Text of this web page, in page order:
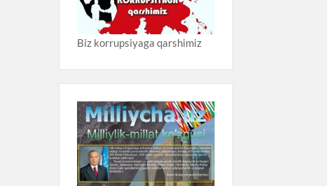
Biz korrupsiyaga qarshimiz